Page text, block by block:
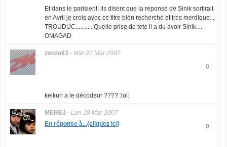
Et dans le parisient, ils disent que la reponse de Sinik sortirait
en Avril je crois avec ce titre bien recherché et tres merdique...
TROUDUC........... Quelle prise de tete il a du avoir Sinik....
OMAGAD
zanza63 - Mar 20 Mar 2007
0
kelkun a le décodeur ???? :lol:
MEREJ - Lun 19 Mar 2007
0
En réponse à...(cliquez ici)